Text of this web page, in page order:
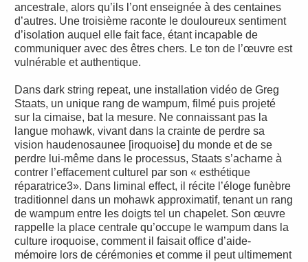
ancestrale, alors qu’ils l’ont enseignée à des centaines
d’autres. Une troisième raconte le douloureux sentiment
d’isolation auquel elle fait face, étant incapable de
communiquer avec des êtres chers. Le ton de l’œuvre est
vulnérable et authentique.
Dans dark string repeat, une installation vidéo de Greg
Staats, un unique rang de wampum, filmé puis projeté
sur la cimaise, bat la mesure. Ne connaissant pas la
langue mohawk, vivant dans la crainte de perdre sa
vision haudenosaunee [iroquoise] du monde et de se
perdre lui-même dans le processus, Staats s’acharne à
contrer l’effacement culturel par son « esthétique
réparatrice3». Dans liminal effect, il récite l’éloge funèbre
traditionnel dans un mohawk approximatif, tenant un rang
de wampum entre les doigts tel un chapelet. Son œuvre
rappelle la place centrale qu’occupe le wampum dans la
culture iroquoise, comment il faisait office d’aide-
mémoire lors de cérémonies et comme il peut ultimement